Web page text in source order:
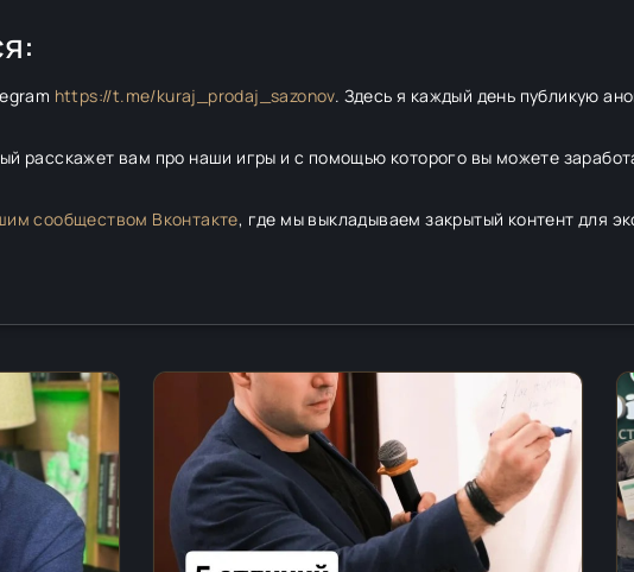
https://t.me/kuraj_prodaj_sazonov. Здесь я каждый день публикую
расскажет вам про наши игры и с помощью которого вы можете
сообществом Вконтакте, где мы выкладываем закрытый контент для